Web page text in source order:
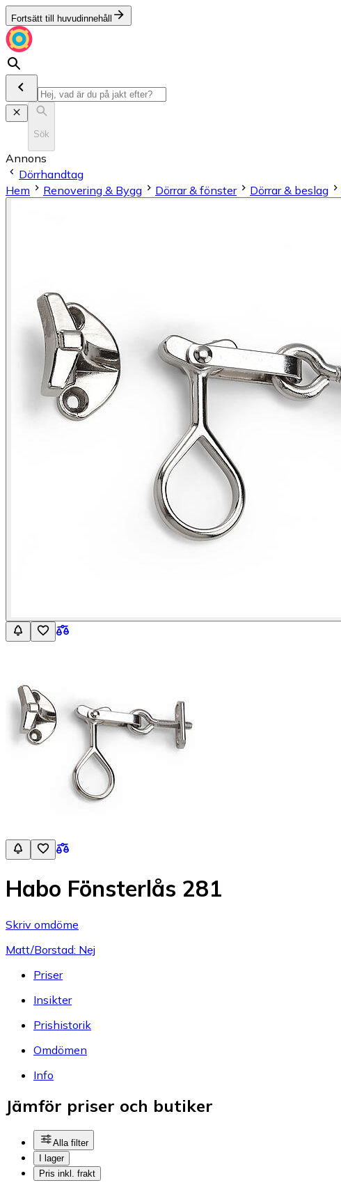
Fortsätt till huvudinnehåll
Sök
Annons
Dörrhandtag
Hem
Renovering & Bygg Dörrar & fönster Dörrar & beslag
Habo Fönsterlås 281
Skriv omdöme
Matt/Borstad: Nej
Priser
Insikter
Prishistorik
Omdömen
Info
Jämför priser och butiker
Alla filter
I lager
Pris inkl. frakt